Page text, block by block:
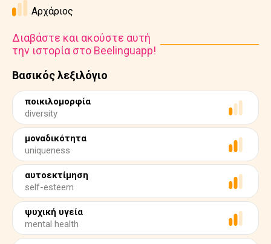
Βασικός λεξιλόγιο
ποικιλομορφία
diversity
μοναδικότητα
uniqueness
αυτοεκτίμηση
self-esteem
ψυχική υγεία
mental health
Αρχάριος
Διαβάστε και ακούστε αυτή
την ιστορία στο Beelinguapp!